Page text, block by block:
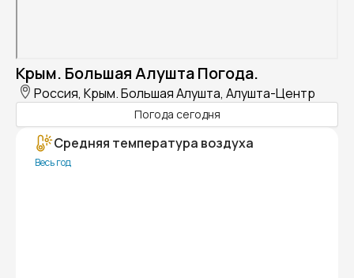
Крым. Большая Алушта Погода.
Россия, Крым. Большая Алушта, Алушта-Центр
Погода сегодня
Средняя температура воздуха
Весь год